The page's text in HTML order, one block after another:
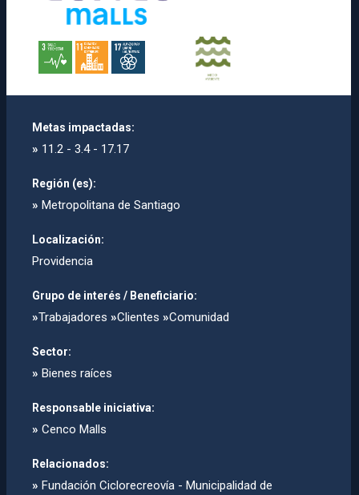
Metas impactadas:
» 11.2 - 3.4 - 17.17
Región (es):
» Metropolitana de Santiago
Localización:
Providencia
Grupo de interés / Beneficiario:
»Trabajadores »Clientes »Comunidad
Sector:
» Bienes raíces
Responsable iniciativa:
» Cenco Malls
Relacionados:
» Fundación Ciclorecreoví­a - Municipalidad de